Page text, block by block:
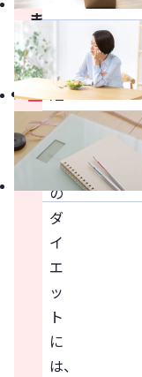
ま
と
め
短
期
間
で
の
ダ
イ
エ
ッ
ト
に
は、